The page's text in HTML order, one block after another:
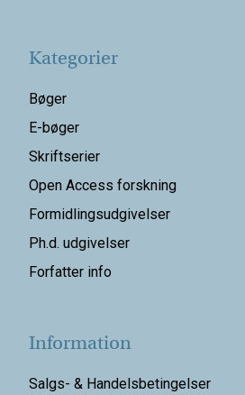
Kategorier
Bøger
E-bøger
Skriftserier
Open Access forskning
Formidlingsudgivelser
Ph.d. udgivelser
Forfatter info
Information
Salgs- & Handelsbetingelser